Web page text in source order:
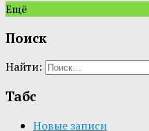
Ещё
Поиск
Найти:
Табс
Новые записи